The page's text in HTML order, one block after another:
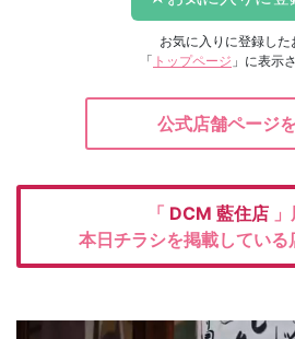
お気に入りに登録した
「 トップページ 」に表示
公式店舗ページ
「 DCM 藍住店
本日チラシを掲載している